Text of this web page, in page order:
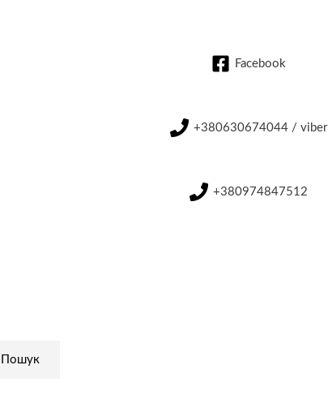
Пошук
Facebook
+380630674044 / viber
+380974847512